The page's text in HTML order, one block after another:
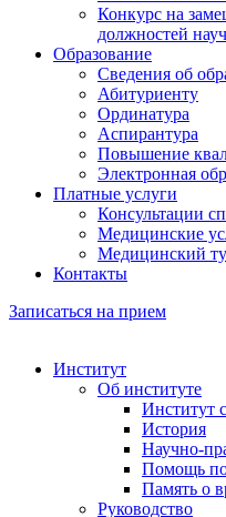
Конкурс на
должностей
Образование
Сведения об
Абитуриенту
Ординатура
Аспирантура
Повышение
Электронная
Платные услуги
Консультации
Медицинские
Медицинский
Контакты
Записаться на прием
Институт
Об институте
Институт
История
Научно-
Помощь
Память о
Руководство